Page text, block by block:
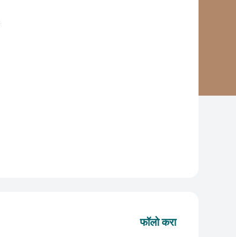
फॉलो करा